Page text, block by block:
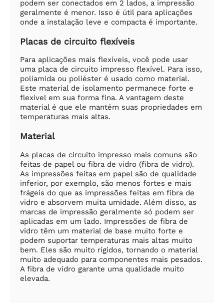
podem ser conectados em 2 lados, a impressão
geralmente é menor. Isso é útil para aplicações
onde a instalação leve e compacta é importante.
Placas de circuito flexíveis
Para aplicações mais flexíveis, você pode usar
uma placa de circuito impresso flexível. Para isso,
poliamida ou poliéster é usado como material.
Este material de isolamento permanece forte e
flexível em sua forma fina. A vantagem deste
material é que ele mantém suas propriedades em
temperaturas mais altas.
Material
As placas de circuito impresso mais comuns são
feitas de papel ou fibra de vidro (fibra de vidro).
As impressões feitas em papel são de qualidade
inferior, por exemplo, são menos fortes e mais
frágeis do que as impressões feitas em fibra de
vidro e absorvem muita umidade. Além disso, as
marcas de impressão geralmente só podem ser
aplicadas em um lado. Impressões de fibra de
vidro têm um material de base muito forte e
podem suportar temperaturas mais altas muito
bem. Eles são muito rígidos, tornando o material
muito adequado para componentes mais pesados.
A fibra de vidro garante uma qualidade muito
elevada.